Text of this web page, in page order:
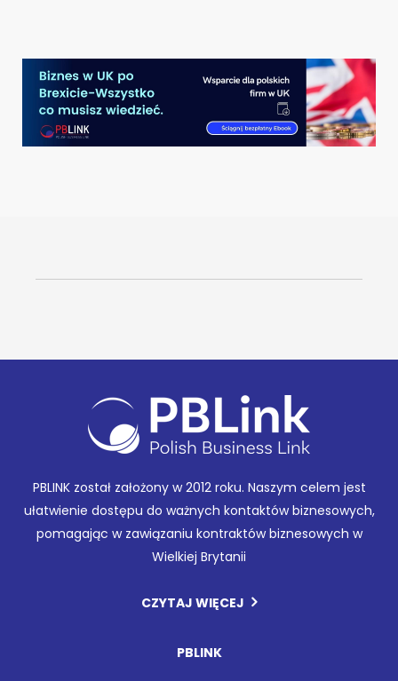
PBLINK został założony w 2012 roku. Naszym celem jest
ułatwienie dostępu do ważnych kontaktów biznesowych,
pomagając w zawiązaniu kontraktów biznesowych w
Wielkiej Brytanii
CZYTAJ WIĘCEJ
PBLINK